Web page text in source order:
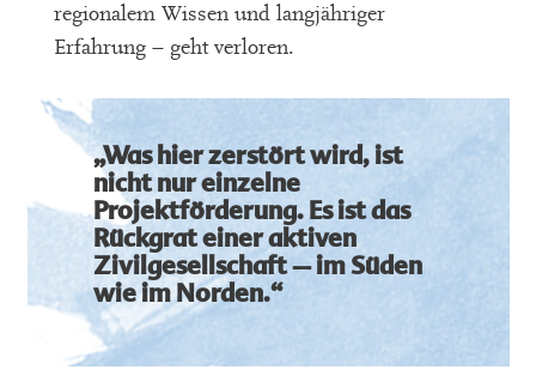
regionalem Wissen und langjähriger
Erfahrung – geht verloren.
„Was hier zerstört wird, ist
nicht nur einzelne
Projektförderung. Es ist das
Rückgrat einer aktiven
Zivilgesellschaft – im Süden
wie im Norden.“